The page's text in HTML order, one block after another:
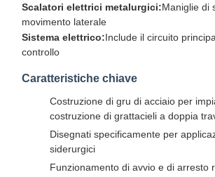
Scalatori elettrici metalurgici:Maniglie di
movimento laterale
Sistema elettrico:Include il circuito
controllo
Caratteristiche chiave
Costruzione di gru di acciaio per
costruzione di grattacieli a doppia
Disegnati specificamente per
siderurgici
Funzionamento di avvio e di arresto